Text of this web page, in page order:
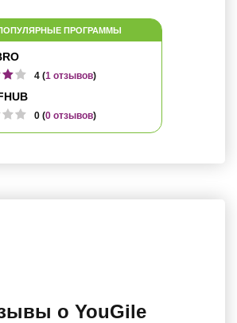
ПРОГРАММЫ
4 (1 отзывов)
0 (0 отзывов)
о YouGile